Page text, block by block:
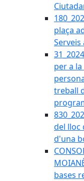
plaça
Serveis
per a
treball
del lloc
d'una
bases